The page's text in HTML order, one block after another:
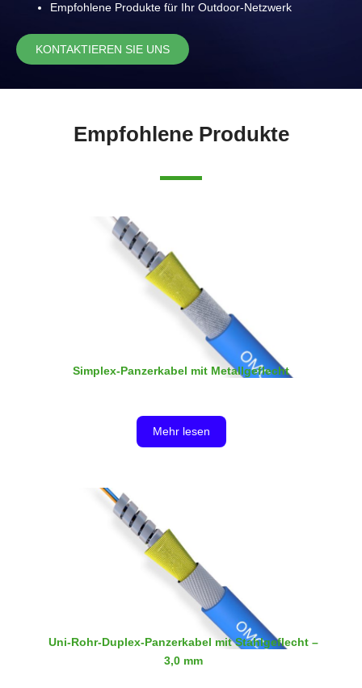
Empfohlene Produkte für Ihr Outdoor-Netzwerk
KONTAKTIEREN SIE UNS
Empfohlene Produkte
Simplex-Panzerkabel mit Metallgeflecht
besteht aus 0,6 mm oder 0,9 mm dicken Pufferfasern,
einem gepanzerten flexiblen Metallrohr, einer Schicht
Mehr lesen
Uni-Rohr-Duplex-Panzerkabel mit Stahlgeflecht –
3,0 mm